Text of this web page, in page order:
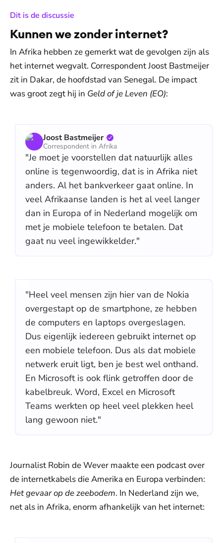
Dit is de discussie
Kunnen we zonder internet?
In Afrika hebben ze gemerkt wat de gevolgen zijn als
het internet wegvalt. Correspondent Joost Bastmeijer
zit in Dakar, de hoofdstad van Senegal. De impact
was groot zegt hij in Geld of je Leven (EO):
Joost Bastmeijer
Correspondent in Afrika
"Je moet je voorstellen dat natuurlijk alles
online is tegenwoordig, dat is in Afrika niet
anders. Al het bankverkeer gaat online. In
veel Afrikaanse landen is het al veel langer
dan in Europa of in Nederland mogelijk om
met je mobiele telefoon te betalen. Dat
gaat nu veel ingewikkelder."
"Heel veel mensen zijn hier van de Nokia
overgestapt op de smartphone, ze hebben
de computers en laptops overgeslagen.
Dus eigenlijk iedereen gebruikt internet op
een mobiele telefoon. Dus als dat mobiele
netwerk eruit ligt, ben je best wel onthand.
En Microsoft is ook flink getroffen door de
kabelbreuk. Word, Excel en Microsoft
Teams werkten op heel veel plekken heel
lang gewoon niet."
Journalist Robin de Wever maakte een podcast over
de internetkabels die Amerika en Europa verbinden:
Het gevaar op de zeebodem. In Nederland zijn we,
net als in Afrika, enorm afhankelijk van het internet: